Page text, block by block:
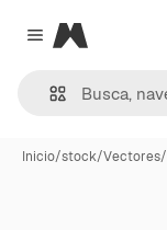
Close menu
Magnific
Inicio/stock/Vectores/